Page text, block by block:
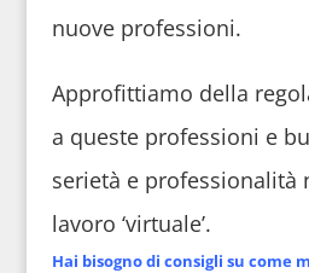
nuove professioni.
Approfittiamo della
a queste professioni e
serietà e professionalità
lavoro ‘virtuale’.
Hai bisogno di consigli su come